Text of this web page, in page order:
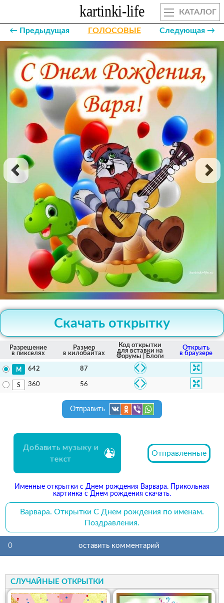
КАТАЛОГ
← Предыдущая ГОЛОСОВЫЕ Следующая →
Скачать открытку
Разрешение
в пикселях
Размер
в килобайтах
Код открытки
для вставки на
Форумы | Блоги
Открыть
в браузере
642 87
360 56
Отправить
Добавить музыку и
текст
Отправленные
Именные открытки с Днем рождения Варвара. Прикольная
картинка с Днем рождения скачать.
Варвара. Открытки С Днем рождения по именам.
Поздравления.
0 оставить комментарий
СЛУЧАЙНЫЕ ОТКРЫТКИ